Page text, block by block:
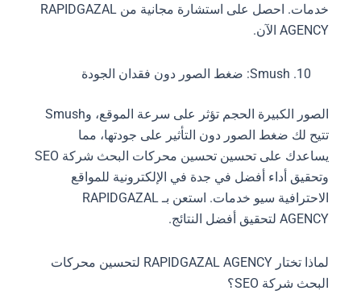
خدمات. احصل على استشارة مجانية من RAPIDGAZAL
AGENCY الآن.
Smush: ضغط الصور دون فقدان الجودة
الصور الكبيرة الحجم تؤثر على سرعة الموقع، وSmush
تتيح لك ضغط الصور دون التأثير على جودتها، مما
يساعدك على تحسين تحسين محركات البحث شركة SEO
وتحقيق أداء أفضل في جدة في الإلكترونية للمواقع
الاحترافية سيو خدمات. استعن بـ RAPIDGAZAL
AGENCY لتحقيق أفضل النتائج.
لماذا تختار RAPIDGAZAL AGENCY لتحسين محركات
البحث شركة SEO؟